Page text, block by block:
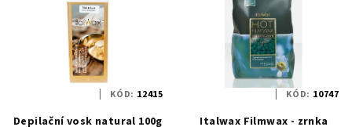
Depilační vosk natural 100g
KÓD: 12415
Italwax Filmwax - zrnka
KÓD: 10747